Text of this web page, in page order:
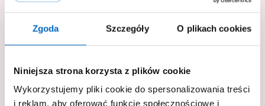
Zgoda Szczegóły O plikach cookies
Niniejsza strona korzysta z plików cookie
Wykorzystujemy pliki cookie do spersonalizowania treści
i reklam, aby oferować funkcje społecznościowe i
rodziców biorących udział w badaniu
potwierdziło, że temperatura
Baby Brezza Formula Pro Advanced
jest odpowiednia